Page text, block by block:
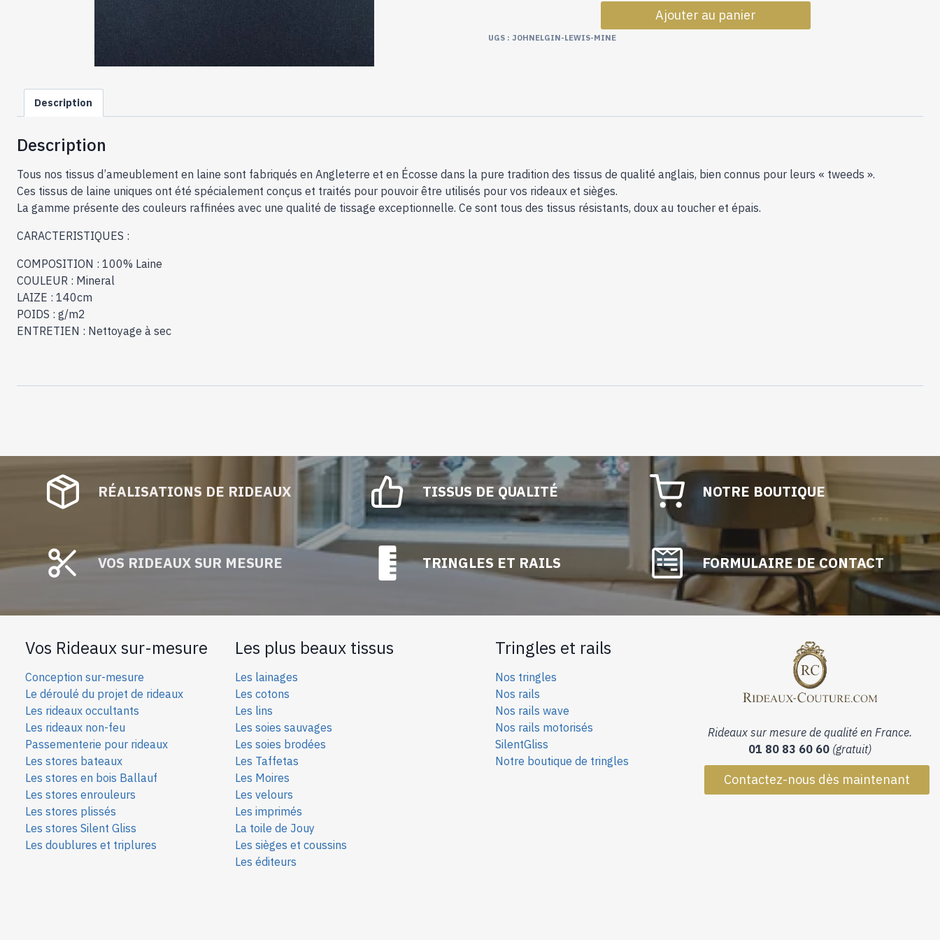
Laine
Ajouter au panier
UGS : JOHNELGIN-LEWIS-MINE
Description
Description
Tous nos tissus d’ameublement en laine sont fabriqués en Angleterre et en Écosse dans la pure tradition des tissus de qualité anglais, bien connus pour leurs « tweeds ».
Ces tissus de laine uniques ont été spécialement conçus et traités pour pouvoir être utilisés pour vos rideaux et sièges.
La gamme présente des couleurs raffinées avec une qualité de tissage exceptionnelle. Ce sont tous des tissus résistants, doux au toucher et épais.
CARACTERISTIQUES :
COMPOSITION : 100% Laine
COULEUR : Mineral
LAIZE : 140cm
POIDS : g/m2
ENTRETIEN : Nettoyage à sec
RÉALISATIONS DE RIDEAUX
VOS RIDEAUX SUR MESURE
TISSUS DE QUALITÉ
TRINGLES ET RAILS
NOTRE BOUTIQUE
FORMULAIRE DE CONTACT
Vos Rideaux sur-mesure
Conception sur-mesure
Le déroulé du projet de rideaux
Les rideaux occultants
Les rideaux non-feu
Passementerie pour rideaux
Les stores bateaux
Les stores en bois Ballauf
Les stores enrouleurs
Les stores plissés
Les stores Silent Gliss
Les doublures et triplures
Les plus beaux tissus
Les lainages
Les cotons
Les lins
Les soies sauvages
Les soies brodées
Les Taffetas
Les Moires
Les velours
Les imprimés
La toile de Jouy
Les sièges et coussins
Les éditeurs
Tringles et rails
Nos tringles
Nos rails
Nos rails wave
Nos rails motorisés
SilentGliss
Notre boutique de tringles
Rideaux sur mesure de qualité en France.
01 80 83 60 60 (gratuit)
Contactez-nous dès maintenant